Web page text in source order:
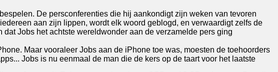
De persconferenties die hij aankondigt zijn weken van tevoren
aan zijn lippen, wordt elk woord geblogd, en verwaardigt zelfs de
Jobs het achtste wereldwonder aan de verzamelde pers ging
Maar vooraleer Jobs aan de iPhone toe was, moesten de toehoorders
Jobs is nu eenmaal de man die de kers op de taart voor het laatste